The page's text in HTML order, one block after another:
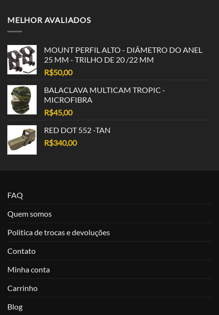
MELHOR AVALIADOS
MOUNT PERFIL ALTO - DIÂMETRO DO ANEL
25 MM - TRILHO DE 20 /22 MM
R$50,00
BALACLAVA MULTICAM TROPIC -
MICROFIBRA
R$45,00
RED DOT 552 -TAN
R$340,00
FAQ
Quem somos
Politica de trocas e devoluções
Contato
Minha conta
Carrinho
Blog